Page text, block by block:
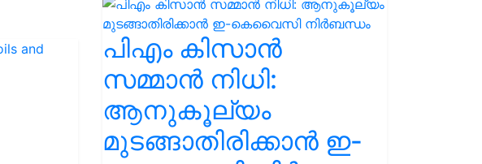
പിഎം കിസാൻ
സമ്മാൻ നിധി:
ആനുകൂല്യം
മുടങ്ങാതിരിക്കാൻ ഇ-